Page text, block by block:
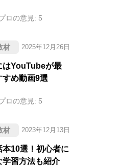
ロの意見: 5
材 2025年12月26日
はYouTubeが最
め動画9選
ロの意見: 5
材 2023年12月13日
10選！初心者に
学習方法も紹介